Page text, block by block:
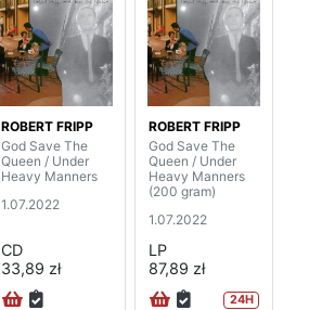
ROBERT FRIPP
God Save The
Queen / Under
Heavy Manners
1.07.2022
CD
33,89 zł
ROBERT FRIPP
God Save The
Queen / Under
Heavy Manners
(200 gram)
1.07.2022
LP
87,89 zł
24H